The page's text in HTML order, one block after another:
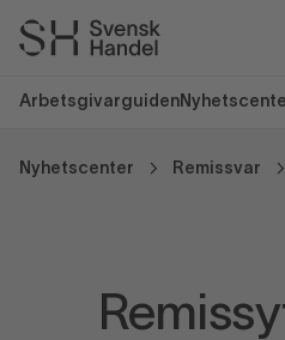
Arbetsgivarguiden
Nyhetscenter Remissvar